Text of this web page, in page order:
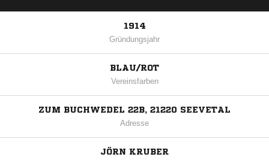
1914
Gründungsjahr
BLAU/ROT
Vereinsfarben
ZUM BUCHWEDEL 22B, 21220 SEEVETAL
Adresse
JÖRN KRUBER